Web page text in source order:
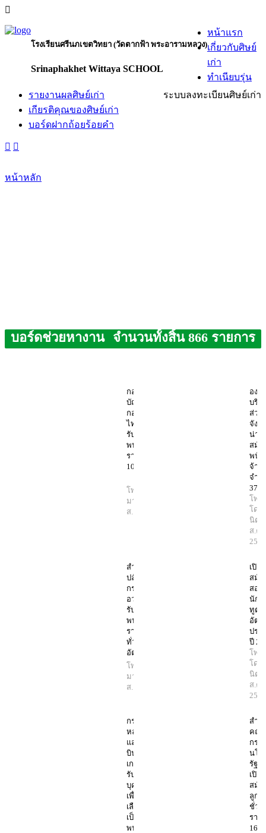
โรงเรียนศรีนภเขตวิทยา (วัดตากฟ้า พระอารามหลวง)
Srinaphakhet Wittaya SCHOOL
ระบบลงทะเบียนศิษย์เก่า
หน้าแรก
เกี่ยวกับศิษย์
เก่า
ทำเนียบรุ่น
รายงานผลศิษย์เก่า
เกียรติคุณของศิษย์เก่า
บอร์ดฝากถ้อยร้อยคำ
หน้าหลัก
บอร์ดช่วยหางาน จำนวนทั้งสิ้น 866 รายการ
กอง
บัญชาการ
กองทัพ
ไทย เปิด
รับสมัคร
พนักงาน
ราชการ
10 อัตรา
โพสต์โดย
มานิตย์
ส.ค. 2567
องค์
บริห
ส่วน
จังห
น่าน
สมัค
พนัก
จ้าง
จำน
37
โพส
โดย
นิตย์
ส.ค.
2567
สำนักงาน
ปลัด
กระทรวง
อว. เปิด
รับสมัคร
พนักงาน
ราชการ
ทั่วไป 18
อัตรา
โพสต์โดย
มานิตย์
ส.ค. 2567
เปิด
สมัค
สอบ
นักก
ทูต
อัตร
ประ
ปี
โพส
โดย
นิตย์
ส.ค.
2567
กรมฝน
หลวง
และการ
บิน
เกษตร
รับสมัคร
บุคคล
เพื่อ
เลือกสรร
เป็น
พนักงาน
สำนั
คณะ
กรร
นโย
รัฐวิ
เปิด
สมัค
ลูกจ้
ชั่วค
ราย
16